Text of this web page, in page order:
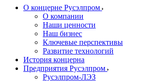
О концерне Русэлпром
О компании
Наши ценности
Наш бизнес
Ключевые перспективы
Развитие технологий
История концерна
Предприятия Русэлпром
Русэлпром-ЛЭЗ